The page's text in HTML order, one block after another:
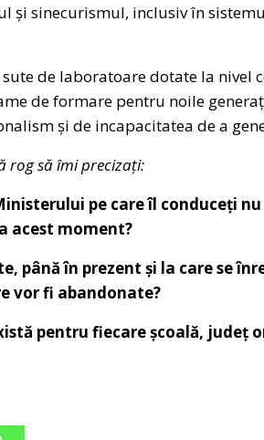
și sinecurismul, inclusiv în
de laboratoare dotate la
de formare pentru noile
și de incapacitatea de a
rog să îmi precizați:
pe care îl conduceți
acest moment?
până în prezent și la care se
vor fi abandonate?
pentru fiecare școală, județ